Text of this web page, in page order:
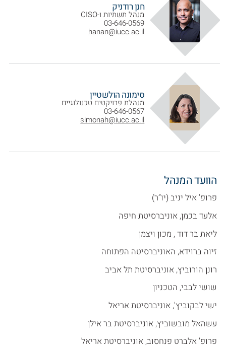
חנן רודניק
מנהל תשתיות ו-CISO
03-646-0569
hanan@iucc.ac.il
סימונה הולשטיין
מנהלת פרויקטים טכנולוגיים
03-646-0567
simonah@iucc.ac.il
הוועד המנהל
פרופ’ איל יניב (יו”ר)
אלעד בכמן, אוניברסיטת חיפה
ליאת בר דוד , מכון ויצמן
זיוה ברוידא, האוניברסיטה הפתוחה
רונן הורוביץ, אוניברסיטת תל אביב
שושי לבבי, הטכניון
ישי לבקוביץ', אוניברסיטת אריאל
עשהאל מובשוביץ, אוניברסיטת בר אילן
פרופ' אלברט פנחסוב, אוניברסיטת אריאל